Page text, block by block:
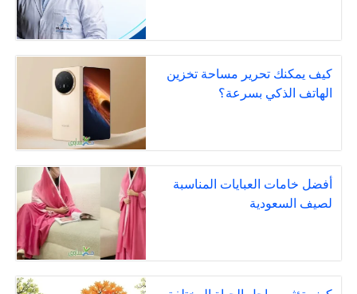
كيف يمكنك تحرير مساحة تخزين
الهاتف الذكي بسرعة؟
أفضل خامات العبايات المناسبة
لصيف السعودية